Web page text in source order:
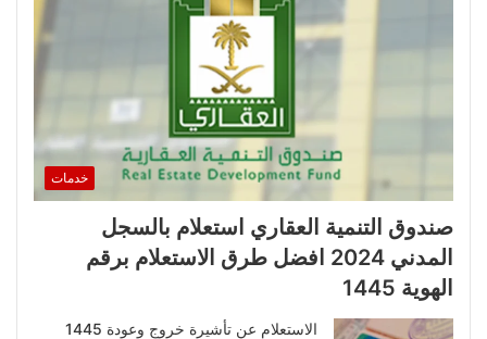
خدمات
صندوق التنمية العقاري استعلام بالسجل
المدني 2024 افضل طرق الاستعلام برقم
الهوية 1445
الاستعلام عن تأشيرة خروج وعودة 1445